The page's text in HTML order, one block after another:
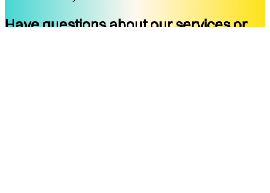
Have questions about our services or